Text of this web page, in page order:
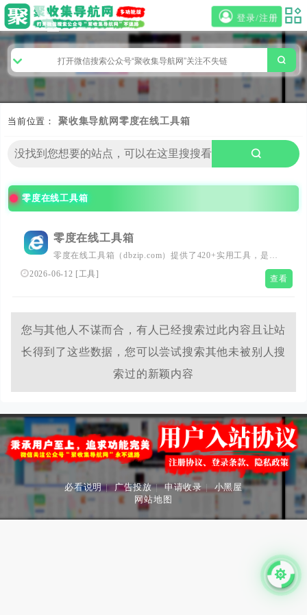
登录/注册
当前位置： 聚收集导航网 零度在线工具箱
零度在线工具箱
零度在线工具箱
零度在线工具箱（dbzip.com）提供了420+实用工具，是国
内使用最广泛的在线实用工具网站,提供实用AI工具，车牌
号归属地查询、MD5加密、生辰八字转换、高校查询、在
格式转换、头像挂件生成、进制转换、二维码解析生成、身
份证查询等工具。
2026-06-12 [工具] 查看
您与其他人不谋而合，有人已经搜索过此内容且让站
长得到了这些数据，您可以尝试搜索其他未被别人搜
索过的新颖内容
必看说明 | 广告投放 | 申请收录 |
小黑屋
网站地图